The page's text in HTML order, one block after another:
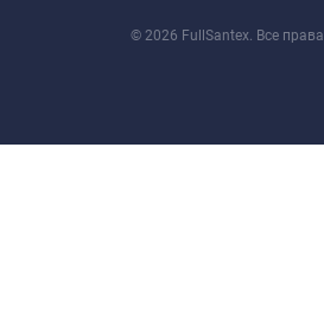
© 2026 FullSantex. Все